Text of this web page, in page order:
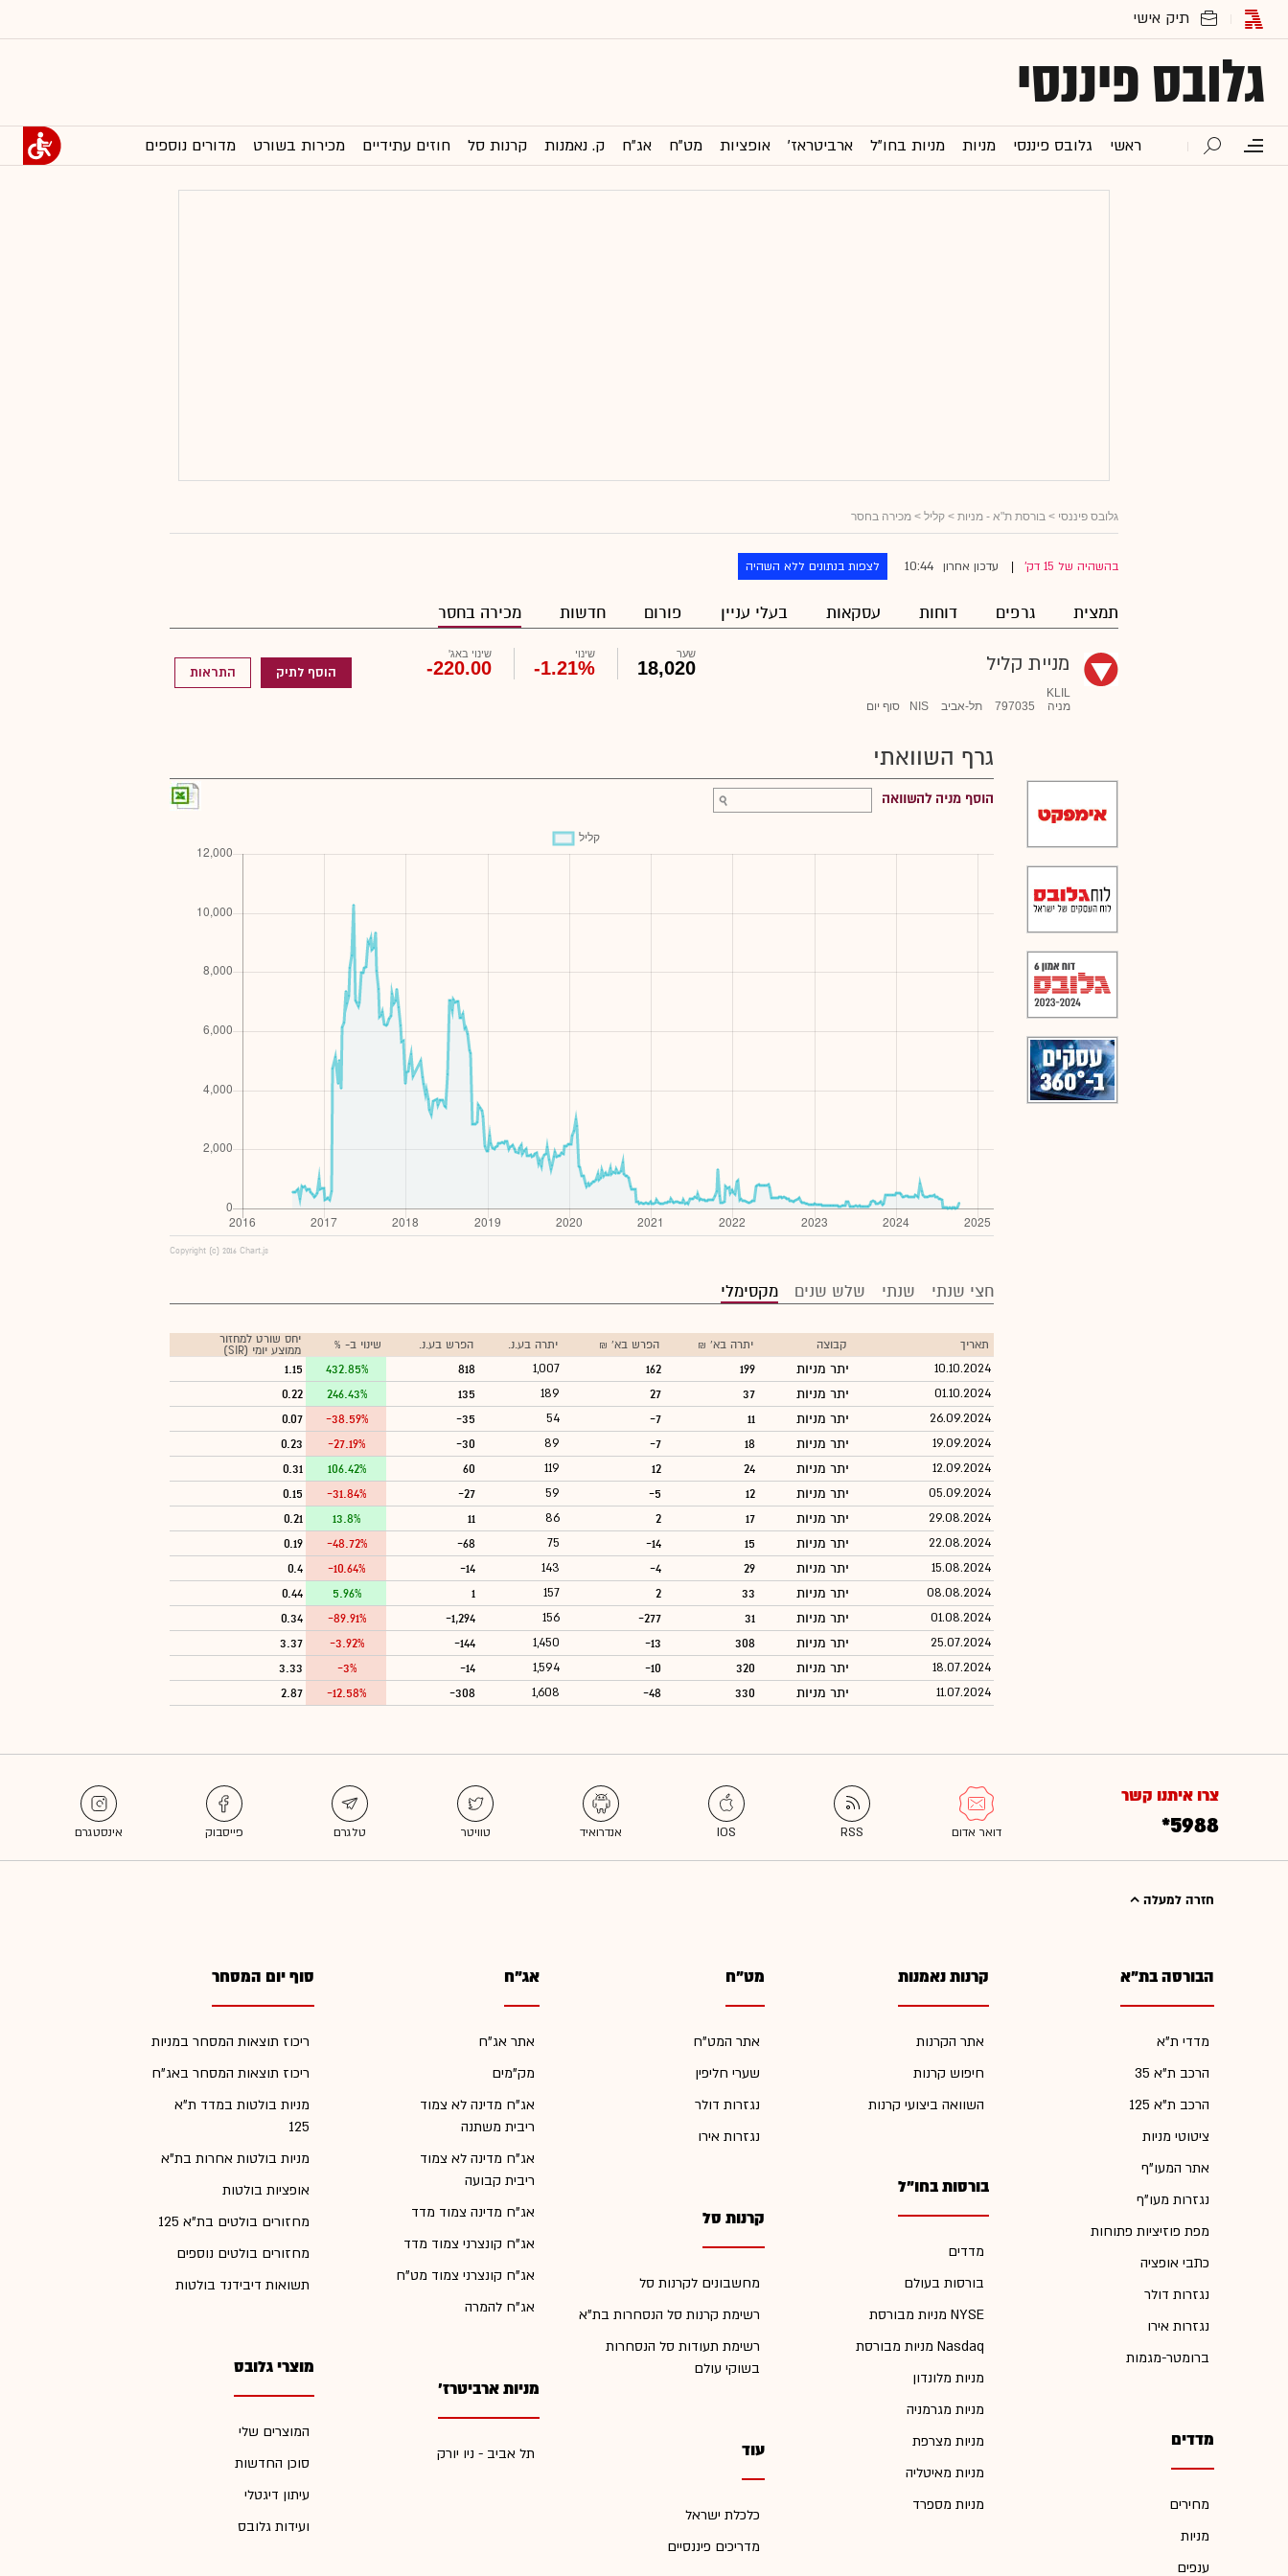
גלובס פיננסי
ראשי גלובס פיננסי מניות מניות בחו"ל ארביטראז' אופציות מט"ח אג"ח ק. נאמנות קרנות סל חוזים עתידיים מכירות בשורט מדורים נוספים
גלובס פיננסי > בורסת ת"א - מניות > קליל > מכירה בחסר
בהשהיה של 15 דק' עדכון אחרון 10:44 לצפות בנתונים ללא השהיה
תמצית גרפים דוחות עסקאות בעלי עניין פורום חדשות מכירה בחסר
מניית קליל
KLIL
מניה
797035 תל-אביב NIS סוף יום
שער
18,020
שינוי
-1.21%
שינוי באג'
-220.00 הוסף לתיק התראות
גרף השוואתי
הוסף מניה להשוואה
Copyright (c) 2016 Chart.js
חצי שנתי שנתי שלש שנים מקסימלי
תאריך קבוצה יתרה בא' ₪ הפרש בא' ₪ יתרה בע.נ. הפרש בע.נ. שינוי ב- %
יחס שורט למחזור
ממוצע יומי (SIR)
10.10.2024 יתר מניות 199
162
1,007
818
432.85%
1.15
01.10.2024 יתר מניות 37
27
189
135
246.43%
0.22
26.09.2024 יתר מניות 11
-7
54
-35
-38.59%
0.07
19.09.2024 יתר מניות 18
-7
89
-30
-27.19%
0.23
12.09.2024 יתר מניות 24
12
119
60
106.42%
0.31
05.09.2024 יתר מניות 12
-5
59
-27
-31.84%
0.15
29.08.2024 יתר מניות 17
2
86
11
13.8%
0.21
22.08.2024 יתר מניות 15
-14
75
-68
-48.72%
0.19
15.08.2024 יתר מניות 29
-4
143
-14
-10.64%
0.4
08.08.2024 יתר מניות 33
2
157
1
5.96%
0.44
01.08.2024 יתר מניות 31
-277
156
-1,294
-89.91%
0.34
25.07.2024 יתר מניות 308
-13
1,450
-144
-3.92%
3.37
18.07.2024 יתר מניות 320
-10
1,594
-14
-3%
3.33
11.07.2024 יתר מניות 330
-48
1,608
-308
-12.58%
2.87
צרו איתנו קשר
*5988
חזרה למעלה
הבורסה בת"א
מדדי ת"א
הרכב ת"א 35
הרכב ת"א 125
ציטוטי מניות
אתר המעו"ף
נגזרות מעו"ף
מפת פוזיציות פתוחות
כתבי אופציה
נגזרות דולר
נגזרות אירו
ברומטר-מגמות
מדדים
מחירים
מניות
ענפים
קרנות נאמנות
אתר הקרנות
חיפוש קרנות
השוואה ביצועי קרנות
בורסות בחו"ל
מדדים
בורסות בעולם
מניות מבורסת NYSE
מניות מבורסת Nasdaq
מניות מלונדון
מניות מגרמניה
מניות מצרפת
מניות מאיטליה
מניות מספרד
מט"ח
אתר המט"ח
שערי חליפין
נגזרות דולר
נגזרות אירו
קרנות סל
מחשבונים לקרנות סל
רשימת קרנות סל הנסחרות בת"א
רשימת תעודות סל הנסחרות
בשוקי עולם
עוד
כלכלת ישראל
מדריכים פיננסיים
אג"ח
אתר אג"ח
מק"מים
אג"ח מדינה לא צמוד
ריבית משתנה
אג"ח מדינה לא צמוד
ריבית קבועה
אג"ח מדינה צמוד מדד
אג"ח קונצרני צמוד מדד
אג"ח קונצרני צמוד מט"ח
אג"ח להמרה
מניות ארביטרז'
תל אביב - ניו יורק
סוף יום המסחר
ריכוז תוצאות המסחר במניות
ריכוז תוצאות המסחר באג"ח
מניות בולטות במדד ת"א
125
מניות בולטות אחרות בת"א
אופציות בולטות
מחזורים בולטים בת"א 125
מחזורים בולטים נוספים
תשואות דיבידנד בולטות
מוצרי גלובס
המוצרים שלי
סוכן החדשות
עיתון דיגטלי
ועידות גלובס